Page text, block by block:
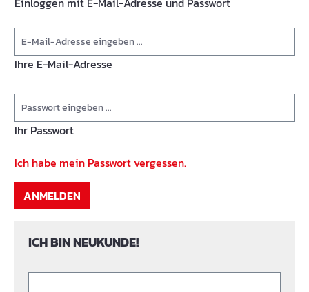
Ihre E-Mail-Adresse
Ihr Passwort
Ich habe mein Passwort vergessen.
ANMELDEN
ICH BIN NEUKUNDE!